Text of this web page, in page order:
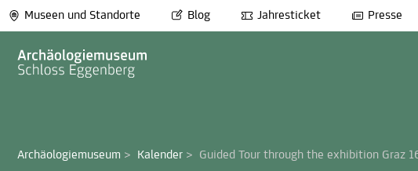
Museen und Standorte Blog Jahresticket Presse
Archäologiemuseum > Kalender > Guided Tour through the exhibition Graz